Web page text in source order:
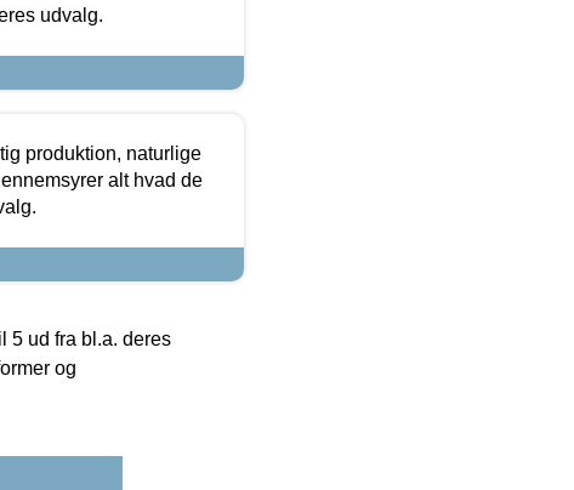
udvalg.
produktion, naturlige
alt hvad de
5 ud fra bl.a. deres
og